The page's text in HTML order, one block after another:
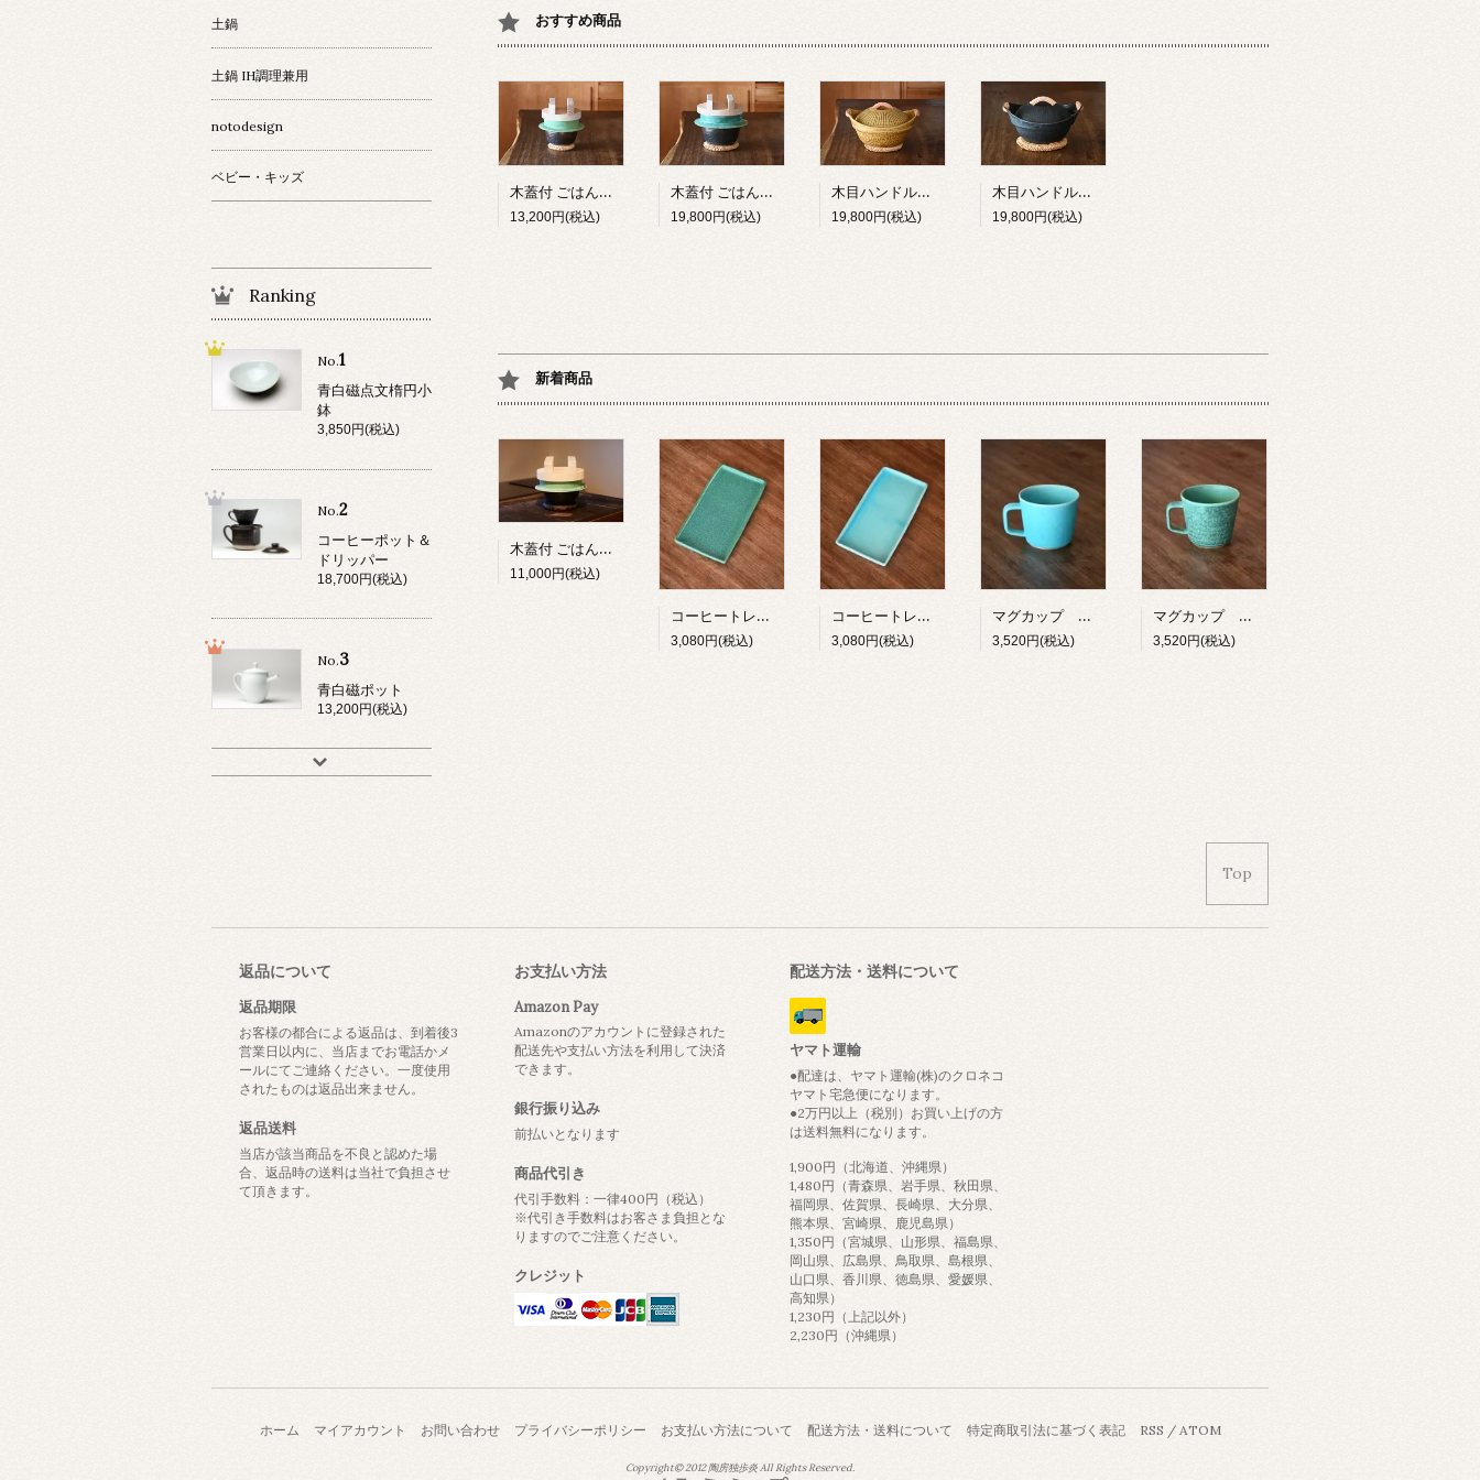
おすすめ商品
木蓋付 ごはん炊き専用羽釜土鍋（２合炊き）
13,200円(税込)
木蓋付 ごはん炊き専用羽釜土鍋（５合炊き）
19,800円(税込)
木目ハンドルキャセロール土鍋 イラボ釉 8号
19,800円(税込)
木目ハンドルキャセロール土鍋 黒釉 8号
19,800円(税込)
新着商品
木蓋付 ごはん炊き専用羽釜土鍋（１合炊き）
11,000円(税込)
コーヒートレー 能登 アテの森
3,080円(税込)
コーヒートレー 能登 夏の海
3,080円(税込)
マグカップ 能登 夏の海
3,520円(税込)
マグカップ 能登 アテの森
3,520円(税込)
土鍋
土鍋 IH調理兼用
notodesign
ベビー・キッズ
Ranking
No.1
青白磁点文楕円小
鉢
3,850円(税込)
No.2
コーヒーポット＆
ドリッパー
18,700円(税込)
No.3
青白磁ポット
13,200円(税込)
Top
返品について
返品期限
お客様の都合による返品は、到着後3
営業日以内に、当店までお電話かメ
ールにてご連絡ください。一度使用
されたものは返品出来ません。
返品送料
当店が該当商品を不良と認めた場
合、返品時の送料は当社で負担させ
て頂きます。
お支払い方法
Amazon Pay
Amazonのアカウントに登録された
配送先や支払い方法を利用して決済
できます。
銀行振り込み
前払いとなります
商品代引き
代引手数料：一律400円（税込）
※代引き手数料はお客さま負担とな
りますのでご注意ください。
クレジット
配送方法・送料について
ヤマト運輸
●配達は、ヤマト運輸(株)のクロネコ
ヤマト宅急便になります。
●2万円以上（税別）お買い上げの方
は送料無料になります。
1,900円（北海道、沖縄県）
1,480円（青森県、岩手県、秋田県、
福岡県、佐賀県、長崎県、大分県、
熊本県、宮崎県、鹿児島県）
1,350円（宮城県、山形県、福島県、
岡山県、広島県、鳥取県、島根県、
山口県、香川県、徳島県、愛媛県、
高知県）
1,230円（上記以外）
2,230円（沖縄県）
ホーム マイアカウント お問い合わせ プライバシーポリシー お支払い方法について 配送方法・送料について 特定商取引法に基づく表記 RSS / ATOM
Copyright© 2012 陶房独歩炎 All Rights Reserved.